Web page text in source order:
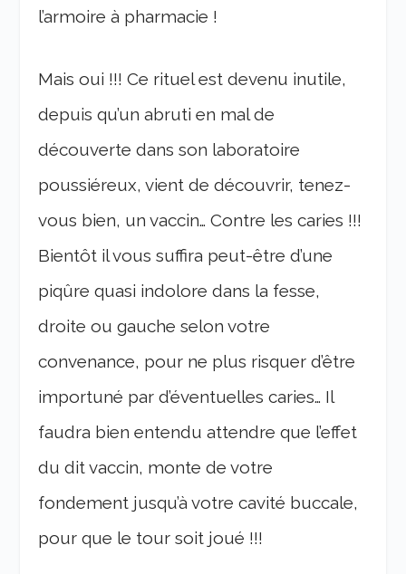
l’armoire à pharmacie !
Mais oui !!! Ce rituel est devenu inutile,
depuis qu’un abruti en mal de
découverte dans son laboratoire
poussiéreux, vient de découvrir, tenez-
vous bien, un vaccin… Contre les caries !!!
Bientôt il vous suffira peut-être d’une
piqûre quasi indolore dans la fesse,
droite ou gauche selon votre
convenance, pour ne plus risquer d’être
importuné par d’éventuelles caries… Il
faudra bien entendu attendre que l’effet
du dit vaccin, monte de votre
fondement jusqu’à votre cavité buccale,
pour que le tour soit joué !!!